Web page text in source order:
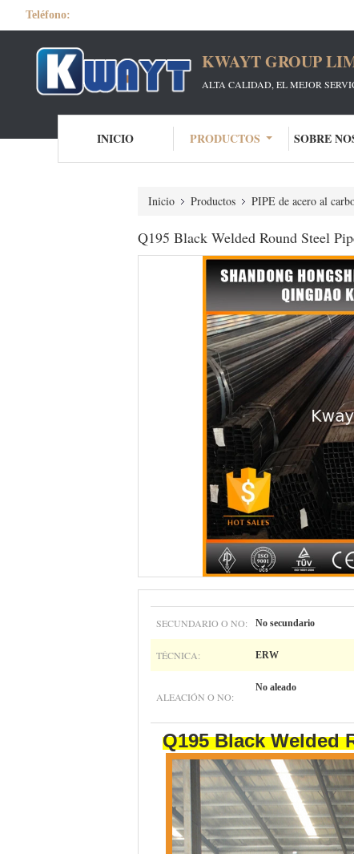
Teléfono:
KWAYT GROUP
ALTA CALIDAD, EL MEJOR
INICIO PRODUCTOS SOBRE
Inicio Productos PIPE de acero al
Q195 Black Welded Round Steel
SECUNDARIO O NO: No secundario
TÉCNICA: ERW
ALEACIÓN O NO:
No aleado
Q195 Black Welded